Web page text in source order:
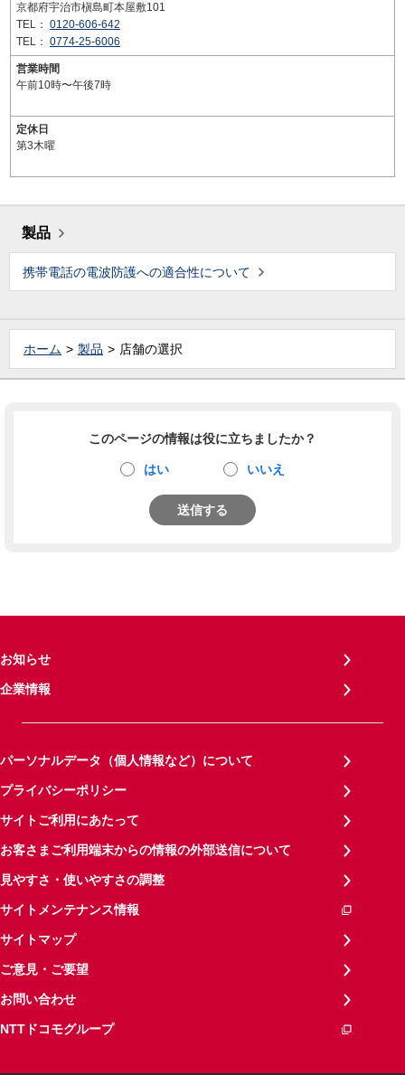
京都府宇治市槇島町本屋敷101
TEL： 0120-606-642
TEL： 0774-25-6006
営業時間
午前10時〜午後7時
定休日
第3木曜
製品
携帯電話の電波防護への適合性について
ホーム 製品 店舗の選択
このページの情報は役に立ちましたか？
はい いいえ
送信する
お知らせ
企業情報
パーソナルデータ（個人情報など）について
プライバシーポリシー
サイトご利用にあたって
お客さまご利用端末からの情報の外部送信について
見やすさ・使いやすさの調整
サイトメンテナンス情報
サイトマップ
ご意見・ご要望
お問い合わせ
NTTドコモグループ